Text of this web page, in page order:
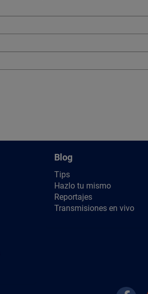
Blog
Tips
Hazlo tu mismo
Reportajes
Transmisiones en vivo